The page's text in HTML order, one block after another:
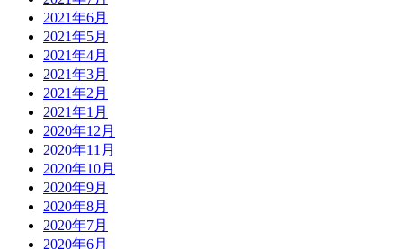
2021年6月
2021年5月
2021年4月
2021年3月
2021年2月
2021年1月
2020年12月
2020年11月
2020年10月
2020年9月
2020年8月
2020年7月
2020年6月